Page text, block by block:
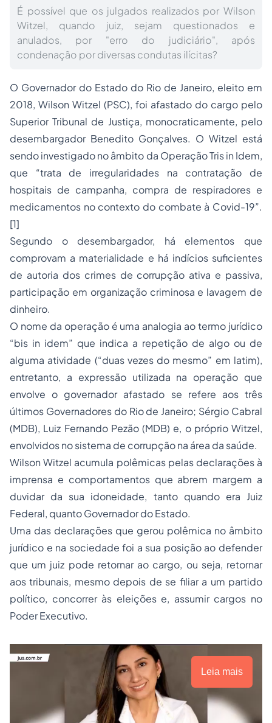
É possível que os julgados realizados por Wilson
Witzel, quando juiz, sejam questionados e
anulados, por "erro do judiciário", após
condenação por diversas condutas ilícitas?
O Governador do Estado do Rio de Janeiro, eleito em
2018, Wilson Witzel (PSC), foi afastado do cargo pelo
Superior Tribunal de Justiça, monocraticamente, pelo
desembargador Benedito Gonçalves. O Witzel está
sendo investigado no âmbito da Operação Tris in Idem,
que “trata de irregularidades na contratação de
hospitais de campanha, compra de respiradores e
medicamentos no contexto do combate à Covid-19”.
[1]
Segundo o desembargador, há elementos que
comprovam a materialidade e há indícios suficientes
de autoria dos crimes de corrupção ativa e passiva,
participação em organização criminosa e lavagem de
dinheiro.
O nome da operação é uma analogia ao termo jurídico
“bis in idem” que indica a repetição de algo ou de
alguma atividade (“duas vezes do mesmo” em latim),
entretanto, a expressão utilizada na operação que
envolve o governador afastado se refere aos três
últimos Governadores do Rio de Janeiro; Sérgio Cabral
(MDB), Luiz Fernando Pezão (MDB) e, o próprio Witzel,
envolvidos no sistema de corrupção na área da saúde.
Wilson Witzel acumula polêmicas pelas declarações à
imprensa e comportamentos que abrem margem a
duvidar da sua idoneidade, tanto quando era Juiz
Federal, quanto Governador do Estado.
Uma das declarações que gerou polêmica no âmbito
jurídico e na sociedade foi a sua posição ao defender
que um juiz pode retornar ao cargo, ou seja, retornar
aos tribunais, mesmo depois de se filiar a um partido
político, concorrer às eleições e, assumir cargos no
Poder Executivo.
Leia mais